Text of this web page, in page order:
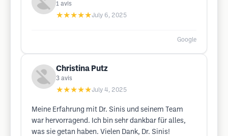
1 avis
★★★★★July 6, 2025
Google
Christina Putz
3 avis
★★★★★July 4, 2025
Meine Erfahrung mit Dr. Sinis und seinem Team
war hervorragend. Ich bin sehr dankbar für alles,
was sie getan haben. Vielen Dank, Dr. Sinis!